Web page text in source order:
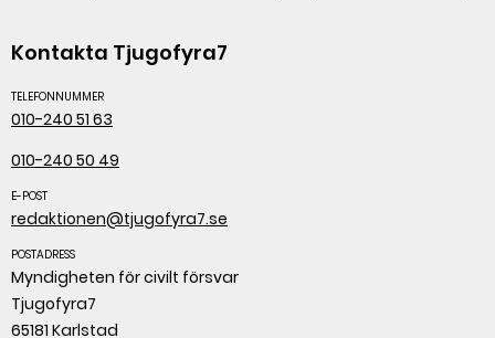
Kontakta Tjugofyra7
TELEFONNUMMER
010-240 51 63
010-240 50 49
E-POST
redaktionen@tjugofyra7.se
POSTADRESS
Myndigheten för civilt försvar
Tjugofyra7
65181 Karlstad